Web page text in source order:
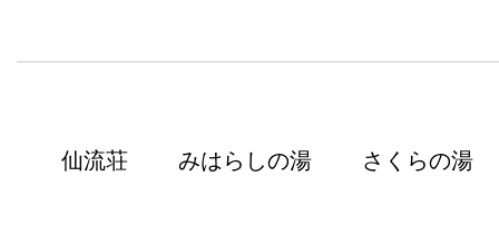
仙流荘 みはらしの湯 さくらの湯